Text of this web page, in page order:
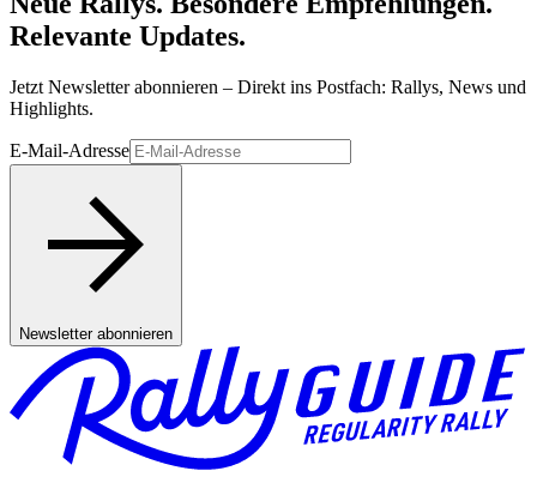
Relevante Updates.
Jetzt Newsletter abonnieren – Direkt ins Postfach: Rallys, News und
Highlights.
E-Mail-Adresse
Newsletter abonnieren